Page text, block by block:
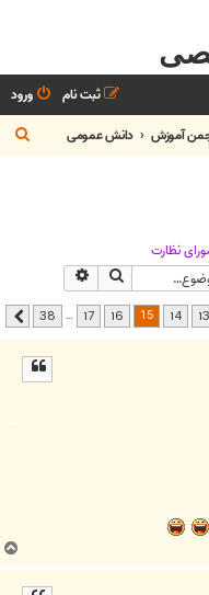
ورود
ثبت نام
آموزش دانش عمومی
ج
س
نظارت
جستجو
13
14
15
16
17
…
38 بعدی
ب
ا